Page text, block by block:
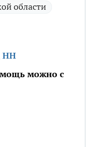
области
НН
можно с